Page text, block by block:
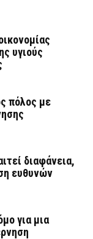
υγιούς
πόλος με
διαφάνεια,
ευθυνών
για μια